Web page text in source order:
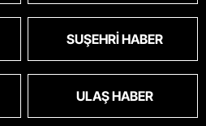
SUŞEHRI HABER
ULAŞ HABER